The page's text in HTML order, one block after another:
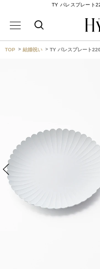
TY パレスプレート
TOP 結婚祝い TY パレスプレート